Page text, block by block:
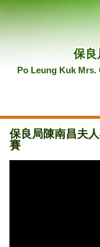
保良
Po Leung Kuk Mrs.
保良局陳南昌夫
賽